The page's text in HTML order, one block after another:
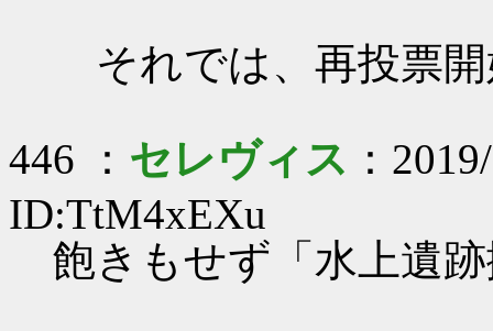
それでは、再投票開
446 ： セレヴィス ：
ID:TtM4xEXu
飽きもせず「水上遺